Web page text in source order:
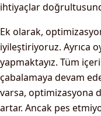
ihtiyaçlar
Ek olarak,
iyileştiriyoruz. Ayrıca
yapmaktayız. Tüm
çabalamaya devam
varsa, optimizasyona
artar. Ancak pes